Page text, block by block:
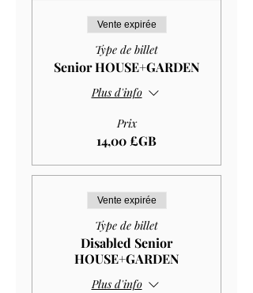
Vente expirée
Type de billet
Senior HOUSE+GARDEN
Plus d'info
Prix
14,00 £GB
Vente expirée
Type de billet
Disabled Senior
HOUSE+GARDEN
Plus d'info